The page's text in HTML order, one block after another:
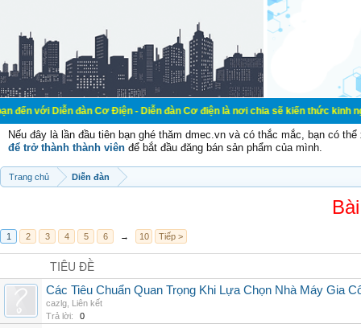
đàn Cơ Điện - Diễn đàn Cơ điện là nơi chia sẽ kiến thức kinh nghiệm
Nếu đây là lần đầu tiên bạn ghé thăm dmec.vn và có thắc mắc, bạn có
để trở thành thành viên để bắt đầu đăng bán sản phẩm của mình.
Trang chủ Diễn đàn
1 2 3 4 5 6 → 10 Tiếp >
TIÊU ĐỀ
Các Tiêu Chuẩn Quan Trọng Khi Lựa Chọn Nhà Máy Gia
cazlg Liên kết
Trả lời:
0